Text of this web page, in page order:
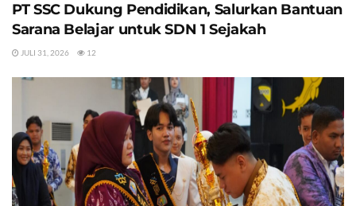
PT SSC Dukung Pendidikan, Salurkan Bantuan
Sarana Belajar untuk SDN 1 Sejakah
JULI 31, 2026 12